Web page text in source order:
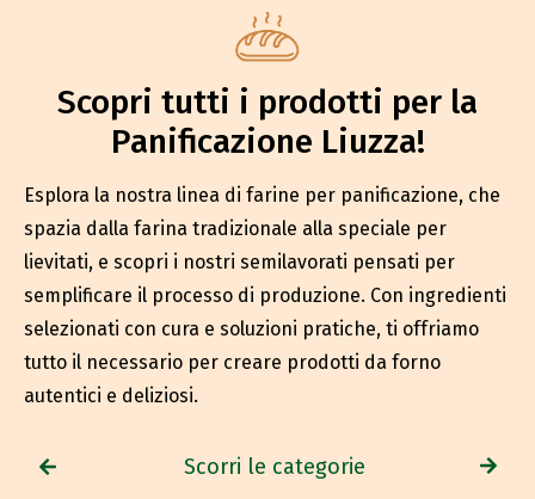
Scopri tutti i prodotti per la
Panificazione Liuzza!
Esplora la nostra linea di farine per panificazione, che
spazia dalla farina tradizionale alla speciale per
lievitati, e scopri i nostri semilavorati pensati per
semplificare il processo di produzione. Con ingredienti
selezionati con cura e soluzioni pratiche, ti offriamo
tutto il necessario per creare prodotti da forno
autentici e deliziosi.
Scorri le categorie